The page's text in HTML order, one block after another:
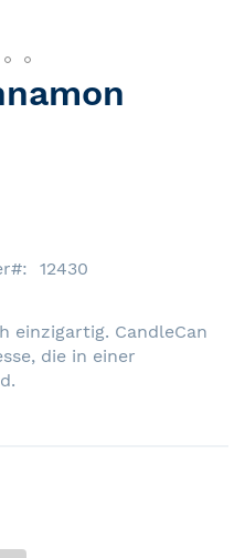
12430
einzigartig. CandleCan
die in einer